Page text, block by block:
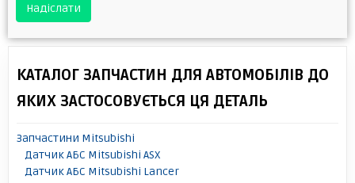
Надіслати
КАТАЛОГ ЗАПЧАСТИН ДЛЯ АВТОМОБІЛІВ ДО
ЯКИХ ЗАСТОСОВУЄТЬСЯ ЦЯ ДЕТАЛЬ
Запчастини Mitsubishi
Датчик АБС Mitsubishi ASX
Датчик АБС Mitsubishi Lancer